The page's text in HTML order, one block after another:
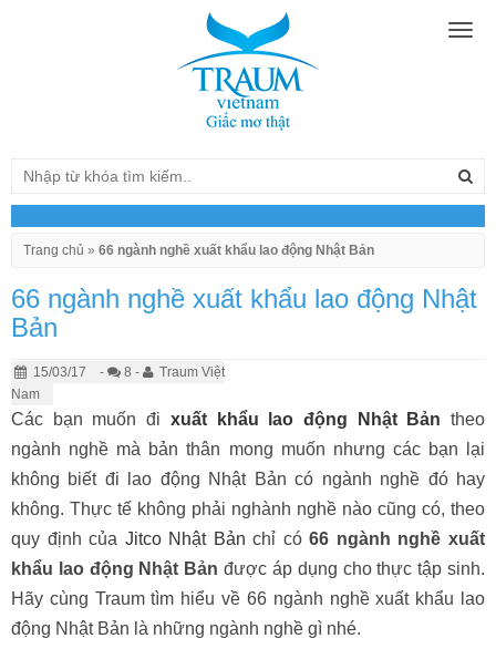
Trang chủ » 66 ngành nghề xuất khẩu lao động Nhật Bản
66 ngành nghề xuất khẩu lao động Nhật
Bản
15/03/17 - 8 -
Traum Việt
Nam
Các bạn muốn đi xuất khẩu lao động Nhật Bản theo
ngành nghề mà bản thân mong muốn nhưng các bạn lại
không biết đi lao động Nhật Bản có ngành nghề đó hay
không. Thực tế không phải nghành nghề nào cũng có, theo
quy định của Jitco Nhật Bản chỉ có66 ngành nghề xuất
khẩu lao động Nhật Bản được áp dụng cho thực tập sinh.
Hãy cùng Traum tìm hiểu về 66 ngành nghề xuất khẩu lao
động Nhật Bản là những ngành nghề gì nhé.